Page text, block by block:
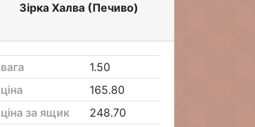
Зірка Халва (Печиво)
вага
1.50
ціна
165.80
ціна за ящик
248.70